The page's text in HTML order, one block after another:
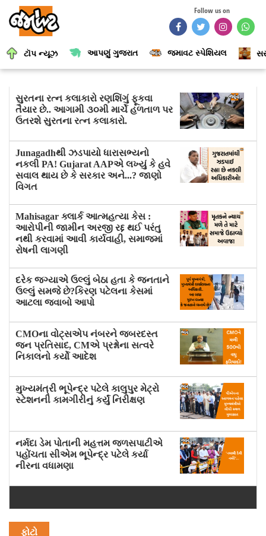
Follow us on
ટૉપ ન્યૂઝ આપણું ગુજરાત જમાવટ સ્પેશિયલ
સુરતના રત્ન કલાકારો રણશિંગું ફૂકવા
તૈયાર છે.. આગામી ૩૦મી માર્ચે હળતાળ પર
ઉતરશે સુરતના રત્ન કલાકારો.
Junagadhથી ઝડપાયો ધારાસભ્યનો
નકલી PA! Gujarat AAPએ લખ્યું કે હવે
સવાલ થાય છે કે સરકાર અને...? જાણો
વિગત
Mahisagar ક્લાર્ક આત્મહત્યા કેસ :
આરોપીની જામીન અરજી રદ્દ થઈ પરંતુ
નથી કરવામાં આવી કાર્યવાહી, સમાજમાં
રોષની લાગણી
દરેક જગ્યાએ ઉલ્લું બેઠા હતા કે જનતાને
ઉલ્લું સમજે છે?કિરણ પટેલના કેસમાં
આટલા જવાબો આપો
CMOના વોટ્સએપ નંબરને જબરદસ્ત
જન પ્રતિસાદ, CMએ પ્રશ્નોના સત્વરે
નિકાલનો કર્યો આદેશ
મુખ્યમંત્રી ભૂપેન્દ્ર પટેલે કાલુપુર મેટ્રો
સ્ટેશનની કામગીરીનું કર્યું નિરીક્ષણ
નર્મદા ડેમ પોતાની મહત્તમ જળસપાટીએ
પહોંચતા સીએમ ભૂપેન્દ્ર પટેલે કર્યા
નીરના વધામણા
ફોટો